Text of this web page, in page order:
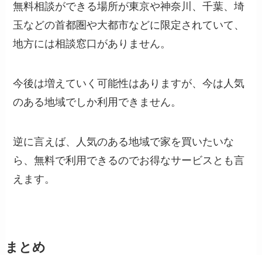
無料相談ができる場所が東京や神奈川、千葉、埼
玉などの首都圏や大都市などに限定されていて、
地方には相談窓口がありません。
今後は増えていく可能性はありますが、今は人気
のある地域でしか利用できません。
逆に言えば、人気のある地域で家を買いたいな
ら、無料で利用できるのでお得なサービスとも言
えます。
まとめ